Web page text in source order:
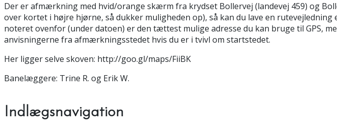
Der er afmærkning med hvid/orange skærm fra krydset Bollervej (landevej 459) og
over kortet i højre hjørne, så dukker muligheden op), så kan du lave en
noteret ovenfor (under datoen) er den tættest mulige adresse du kan bruge til GPS,
anvisningerne fra afmærkningsstedet hvis du er i tvivl om startstedet.
Her ligger selve skoven: http://goo.gl/maps/FiiBK
Banelæggere: Trine R. og Erik W.
Indlægsnavigation